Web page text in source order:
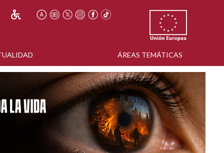
ÁREAS TEMÁTICAS